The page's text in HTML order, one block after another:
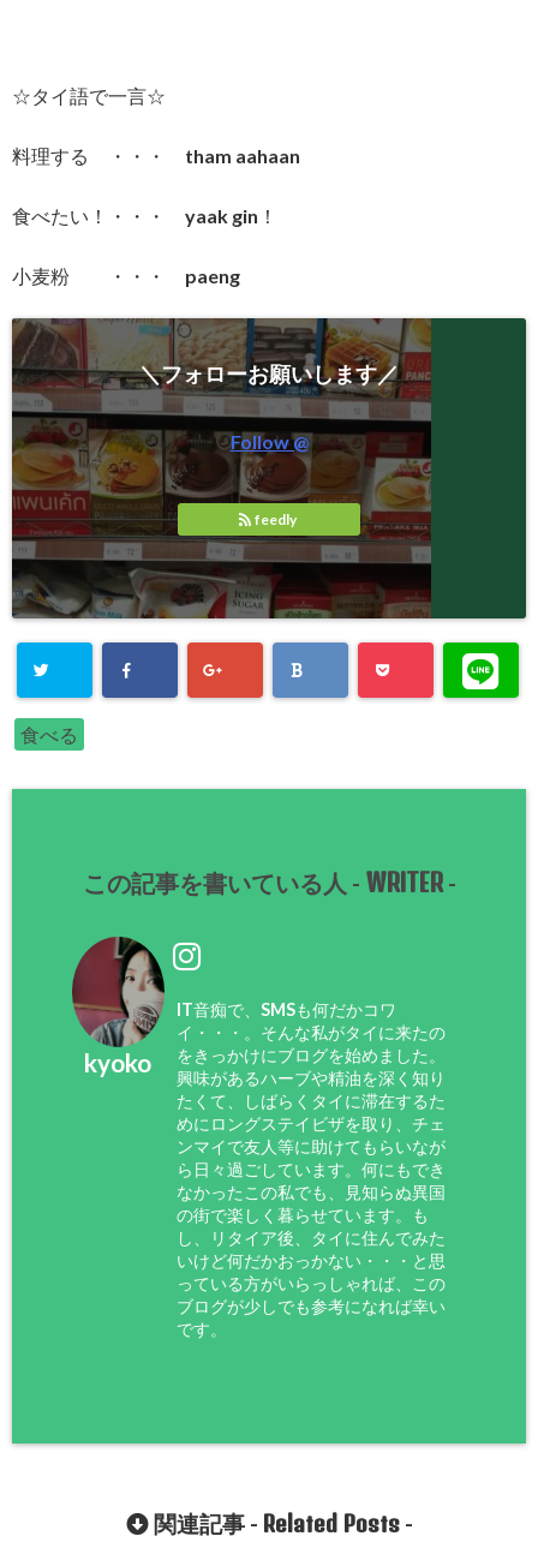
☆タイ語で一言☆
料理する ・・・ tham aahaan
食べたい！・・・ yaak gin！
小麦粉 ・・・ paeng
＼フォローお願いします／
Follow @
feedly
食べる
この記事を書いている人 - WRITER-
kyoko
IT音痴で、SMSも何だかコワ
イ・・・。そんな私がタイに来たの
をきっかけにブログを始めました。
興味があるハーブや精油を深く知り
たくて、しばらくタイに滞在するた
めにロングステイビザを取り、チェ
ンマイで友人等に助けてもらいなが
ら日々過ごしています。何にもでき
なかったこの私でも、見知らぬ異国
の街で楽しく暮らせています。も
し、リタイア後、タイに住んでみた
いけど何だかおっかない・・・と思
っている方がいらっしゃれば、この
ブログが少しでも参考になれば幸い
です。
関連記事 - Related Posts-